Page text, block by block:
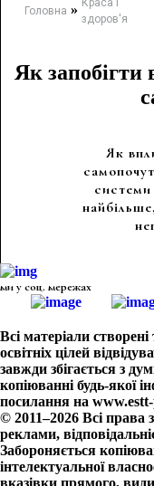
Головна » Краса і
здоров'я
Як запобігти
Як
ми у соц. мережах
Всі матеріали
освітніх цілей
завжди збігається з
копіюванні будь-якої
посилання на
© 2011–2026 Всі права
реклами,
Забороняється
інтелектуальної
вказівки прямого,